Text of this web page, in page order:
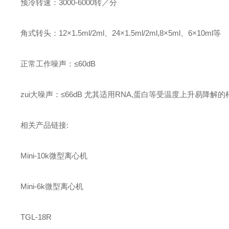
预冷转速：3000-6000转／分
角式转头：12×1.5ml/2ml、24×1.5ml/2ml,8×5ml、6×10ml等
正常工作噪声：≤60dB
zui大噪声：≤66dB 尤其适用RNA,蛋白等受温度上升易降解的
相关产品链接:
Mini-10k微型离心机
Mini-6k微型离心机
TGL-18R